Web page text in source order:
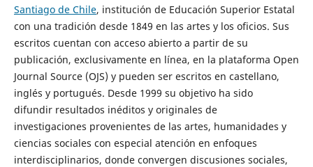
Santiago de Chile, institución de Educación Superior Estatal
con una tradición desde 1849 en las artes y los oficios. Sus
escritos cuentan con acceso abierto a partir de su
publicación, exclusivamente en línea, en la plataforma Open
Journal Source (OJS) y pueden ser escritos en castellano,
inglés y portugués. Desde 1999 su objetivo ha sido
difundir resultados inéditos y originales de
investigaciones provenientes de las artes, humanidades y
ciencias sociales con especial atención en enfoques
interdisciplinarios, donde convergen discusiones sociales,